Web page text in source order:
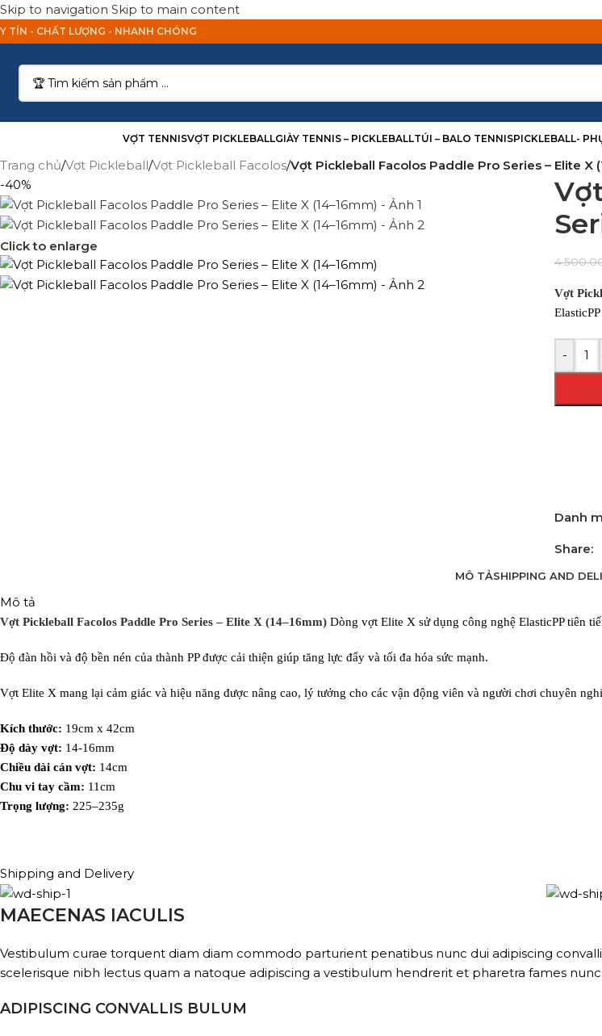
Skip to navigation Skip to main content
TÍN - CHẤT LƯỢNG - NHANH CHÓNG
VỢT TENNISVỢT PICKLEBALLGIÀY TENNIS – PICKLEBALLTÚI – BALO TENNISPICKLEBALL-
Trang chủ/Vợt Pickleball/Vợt Pickleball Facolos/Vợt Pickleball Facolos Paddle Pro Series – Elite X
-40%
Click to enlarge
Vợt
-
Danh
Share:
MÔ TẢSHIPPING AND
Mô tả
Vợt Pickleball Facolos Paddle Pro Series – Elite X (14–16mm) Dòng vợt Elite X sử dụng công nghệ ElasticPP tiên
Độ đàn hồi và độ bền nén của thành PP được cải thiện giúp tăng lực đẩy và tối đa hóa sức mạnh.
Vợt Elite X mang lại cảm giác và hiệu năng được nâng cao, lý tưởng cho các vận động viên và người chơi chuyên
Kích thước: 19cm x 42cm
Độ dày vợt: 14-16mm
Chiều dài cán vợt: 14cm
Chu vi tay cầm: 11cm
Trọng lượng: 225–235g
Shipping and Delivery
MAECENAS IACULIS
Vestibulum curae torquent diam diam commodo parturient penatibus nunc dui adipiscing
scelerisque nibh lectus quam a natoque adipiscing a vestibulum hendrerit et pharetra fames
ADIPISCING CONVALLIS BULUM